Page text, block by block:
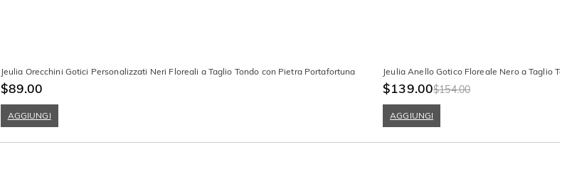
Jeulia Orecchini Gotici Personalizzati Neri Floreali a Taglio Tondo con Pietra Portafortuna
$89.00
AGGIUNGI
Jeulia Anello Gotico Floreale Nero a Taglio
$139.00$154.00
AGGIUNGI